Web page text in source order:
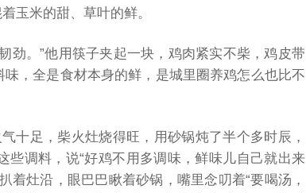
玉米的甜、草叶的鲜。
劲。”他用筷子夹起一块，鸡肉紧实不柴，鸡皮带
，全是食材本身的鲜，是城里圈养鸡怎么也比不
十足，柴火灶烧得旺，用砂锅炖了半个多时辰，
调料，说“好鸡不用多调味，鲜味儿自己就出来
灶沿，眼巴巴瞅着砂锅，嘴里念叨着“要喝汤，